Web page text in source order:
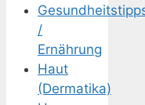
/
Ernährung
Haut
(Dermatika)